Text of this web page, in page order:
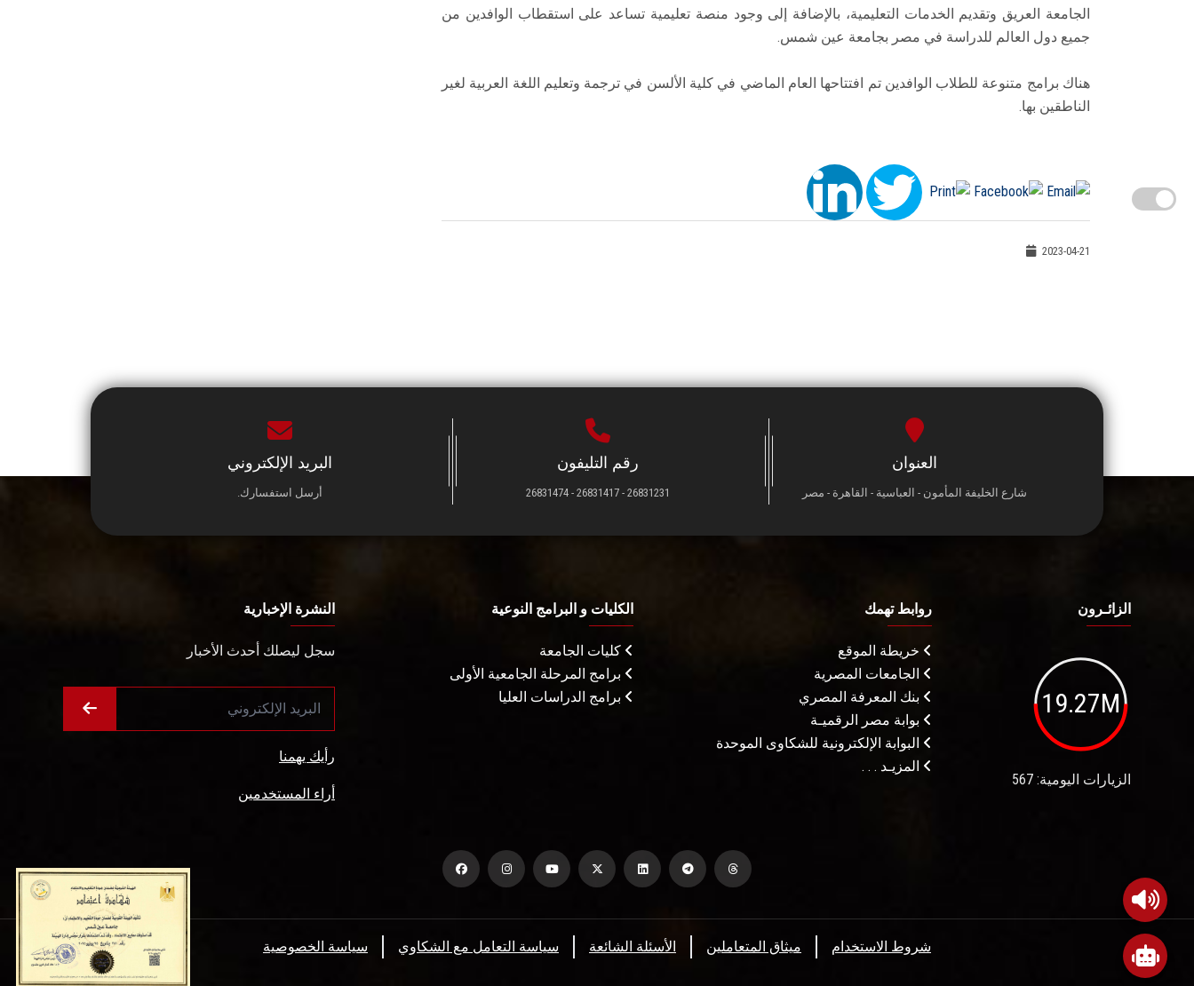
الجامعة العريق وتقديم الخدمات التعليمية، بالإضافة إلى وجود منصة تعليمية تساعد على استقطاب الوافدين من
جميع دول العالم للدراسة في مصر بجامعة عين شمس.
هناك برامج متنوعة للطلاب الوافدين تم افتتاحها العام الماضي في كلية الألسن في ترجمة وتعليم اللغة العربية لغير
الناطقين بها.
2023-04-21
العنوان
شارع الخليفة المأمون - العباسية - القاهرة - مصر
رقم التليفون
26831231 - 26831417 - 26831474
البريد الإلكتروني
أرسل استفسارك.
الزائـرون
19.27M
الزيارات اليومية: 567
روابط تهمك
خريطة الموقع
الجامعات المصرية
بنك المعرفة المصري
بوابة مصر الرقميـة
البوابة الإلكترونية للشكاوى الموحدة
المزيـد . . .
الكليات و البرامج النوعية
كليات الجامعة
برامج المرحلة الجامعية الأولى
برامج الدراسات العليا
النشرة الإخبارية
سجل ليصلك أحدث الأخبار
رأيك يهمنا
أراء المستخدمين
سياسة الخصوصية سياسة التعامل مع الشكاوي الأسئلة الشائعة ميثاق المتعاملين شروط الاستخدام